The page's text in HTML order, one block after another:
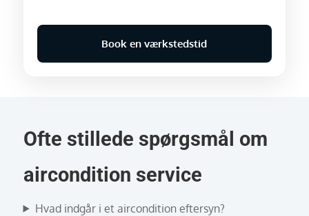
Book en værkstedstid
Ofte stillede spørgsmål om
aircondition service
Hvad indgår i et aircondition eftersyn?